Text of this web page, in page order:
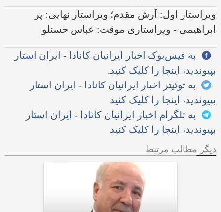
ویراستار اول: آرش مقدم؛ ویراستار نهایی: پر
ابراهیمی - ویراستاری موقت: عباس حسنلو
به فیس‌بوک اخبار ایرانیان کانادا - ایران استار
بپیوندید، اینجا را کلیک کنید.
به توئیتر اخبار ایرانیان کانادا - ایران استار
بپیوندید، اینجا را کلیک کنید
به تلگرام اخبار ایرانیان کانادا - ایران استار
بپیوندید، اینجا را کلیک کنید
دیگر مطالب مرتبط